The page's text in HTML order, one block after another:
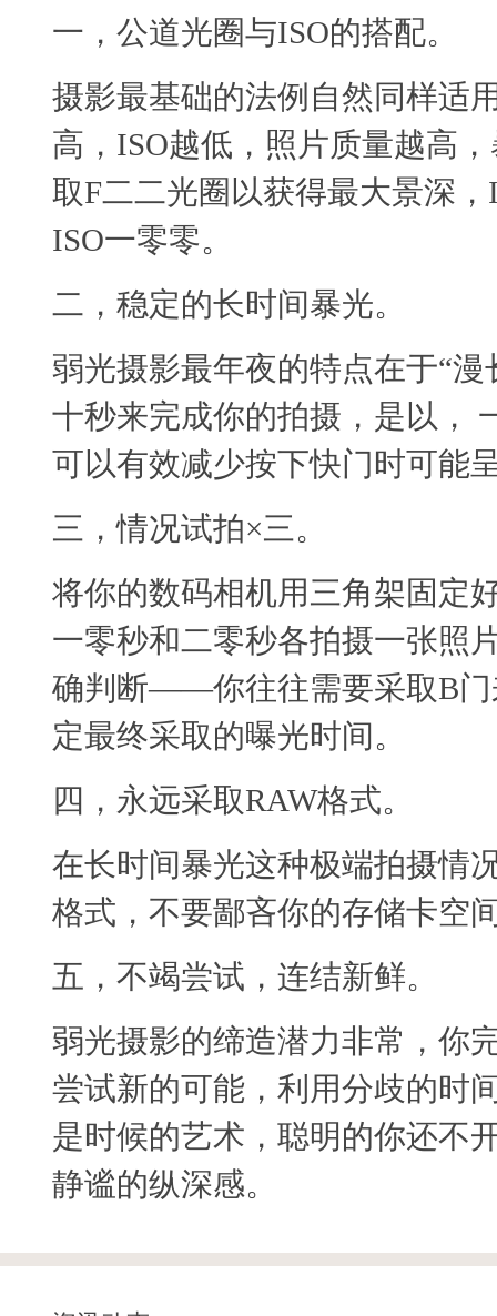
一，公道光圈与ISO的搭
摄影最基础的法例自然同样适
高，ISO越低，照片质量越高
取F二二光圈以获得最大景深
ISO一零零。
二，稳定的长时间暴光。
弱光摄影最年夜的特点在于“
十秒来完成你的拍摄，是以，
可以有效减少按下快门时可能
三，情况试拍×三。
将你的数码相机用三角架固定
一零秒和二零秒各拍摄一张照
确判断——你往往需要采取B门
定最终采取的曝光时间。
四，永远采取RAW格式。
在长时间暴光这种极端拍摄情
格式，不要鄙吝你的存储卡空
五，不竭尝试，连结新鲜。
弱光摄影的缔造潜力非常，你
尝试新的可能，利用分歧的时
是时候的艺术，聪明的你还不
静谧的纵深感。